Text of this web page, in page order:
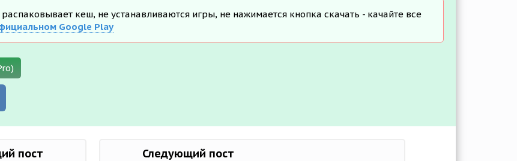
кеш, не устанавливаются игры, не нажимается кнопка скачать - качайте все
Google Play
пост Следующий пост